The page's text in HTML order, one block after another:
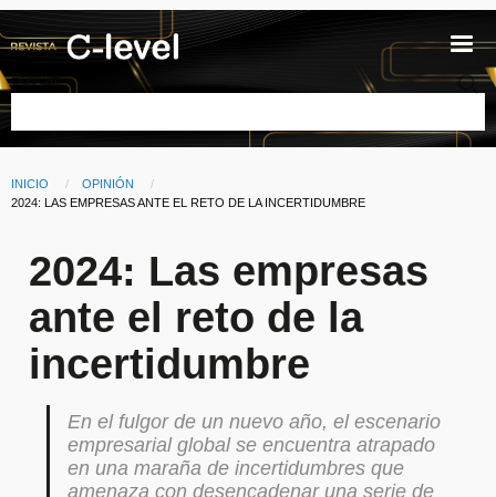
Pasar al contenido principal
Buscar
Ruta de navegación
INICIO
OPINIÓN
CURRENT:
2024: LAS EMPRESAS ANTE EL RETO DE LA INCERTIDUMBRE
2024: Las empresas
ante el reto de la
incertidumbre
En el fulgor de un nuevo año, el escenario
empresarial global se encuentra atrapado
en una maraña de incertidumbres que
amenaza con desencadenar una serie de